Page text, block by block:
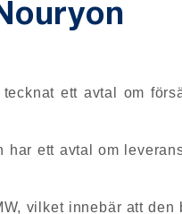
ett avtal om
ett avtal om
vilket innebär att den